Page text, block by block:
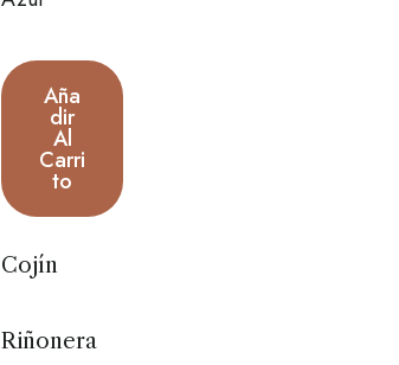
Aña
Dir
Al
Carri
To
Cojín
Riñonera